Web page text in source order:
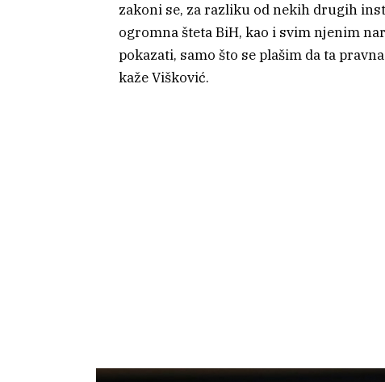
zakoni se, za razliku od nekih drugih
ogromna šteta BiH, kao i svim njenim
pokazati, samo što se plašim da ta
kaže Višković.